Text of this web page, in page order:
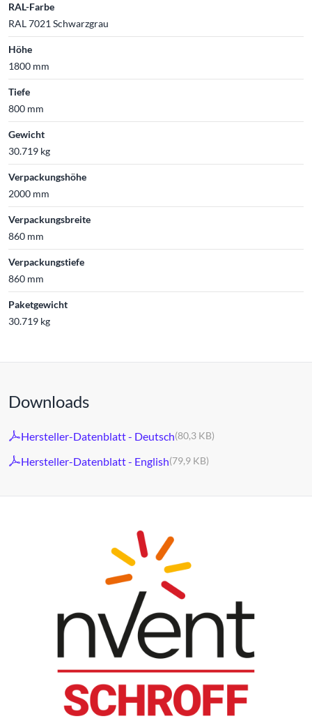
RAL-Farbe
RAL 7021 Schwarzgrau
Höhe
1800 mm
Tiefe
800 mm
Gewicht
30.719 kg
Verpackungshöhe
2000 mm
Verpackungsbreite
860 mm
Verpackungstiefe
860 mm
Paketgewicht
30.719 kg
Downloads
Hersteller-Datenblatt - Deutsch(80,3 KB)
Hersteller-Datenblatt - English(79,9 KB)